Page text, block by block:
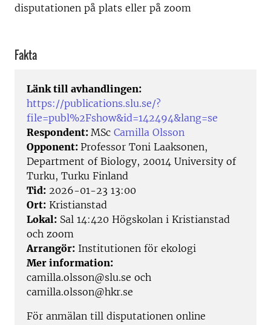
disputationen på plats eller på zoom
Fakta
Länk till avhandlingen:
https://publications.slu.se/?
file=publ%2Fshow&id=142494&lang=se
Respondent: MSc Camilla Olsson
Opponent: Professor Toni Laaksonen,
Department of Biology, 20014 University of
Turku, Turku Finland
Tid: 2026-01-23 13:00
Ort: Kristianstad
Lokal: Sal 14:420 Högskolan i Kristianstad
och zoom
Arrangör: Institutionen för ekologi
Mer information:
camilla.olsson@slu.se och
camilla.olsson@hkr.se
För anmälan till disputationen online